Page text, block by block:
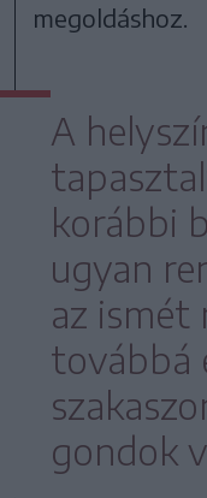
megoldáshoz.
A
korábbi
ugyan
az ismét
továbbá
gondok